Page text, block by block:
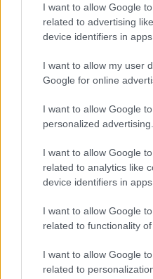
I want to allow Google
related to advertising
device identifiers in apps.
I want to allow my user
Google for online
I want to allow Google
personalized advertising.
I want to allow Google
related to analytics like
device identifiers in apps.
I want to allow Google
related to functionality
I want to allow Google
related to
VIDEO.
jauns
Kārlis
visai
“Cilvēki
prom
Atcelt